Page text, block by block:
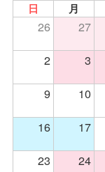
日 月
26 27
2
3
9 10
16
17
23
24